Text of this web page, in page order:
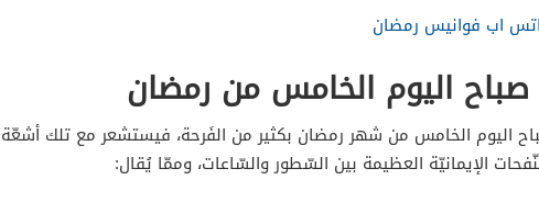
اب فوانيس رمضان
صباح اليوم الخامس من رمضان
اليوم الخامس من شهر رمضان بكثير من الفَرحة، فيستشعر مع تلك أشعّة
الإيمانيّة العظيمة بين السّطور والسّاعات، وممّا يُقال: